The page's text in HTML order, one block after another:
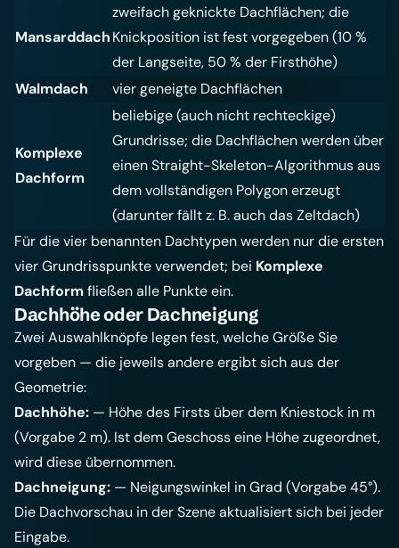
Mansarddach
zweifach geknickte Dachflächen; die
Knickposition ist fest vorgegeben (10 %
der Langseite, 50 % der Firsthöhe)
Walmdach
vier geneigte Dachflächen
Komplexe
Dachform
beliebige (auch nicht rechteckige)
Grundrisse; die Dachflächen werden über
einen Straight-Skeleton-Algorithmus aus
dem vollständigen Polygon erzeugt
(darunter fällt z. B. auch das Zeltdach)
Für die vier benannten Dachtypen werden nur die ersten
vier Grundrisspunkte verwendet; bei Komplexe
Dachformfließen alle Punkte ein.
Dachhöhe oder Dachneigung
Zwei Auswahlknöpfe legen fest, welche Größe Sie
vorgeben — die jeweils andere ergibt sich aus der
Geometrie:
Dachhöhe: — Höhe des Firsts über dem Kniestock in m
(Vorgabe 2 m). Ist dem Geschoss eine Höhe zugeordnet,
wird diese übernommen.
Dachneigung: — Neigungswinkel in Grad (Vorgabe 45°).
Die Dachvorschau in der Szene aktualisiert sich bei jeder
Eingabe.